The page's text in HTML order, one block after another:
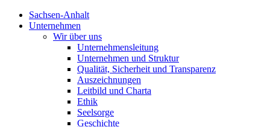
Sachsen-Anhalt
Unternehmen
Wir über uns
Unternehmensleitung
Unternehmen und Struktur
Qualität, Sicherheit und Transparenz
Auszeichnungen
Leitbild und Charta
Ethik
Seelsorge
Geschichte